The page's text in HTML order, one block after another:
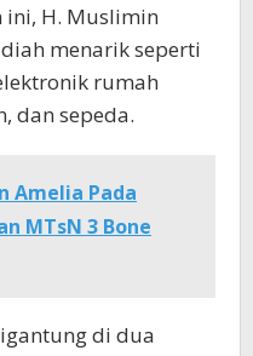
H. Muslimin
menarik seperti
rumah
dan sepeda.
Amelia Pada
MTsN 3 Bone
di dua